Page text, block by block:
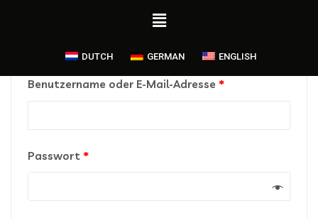
DUTCH GERMAN ENGLISH
Benutzername oder E-Mail-Adresse *
Passwort *